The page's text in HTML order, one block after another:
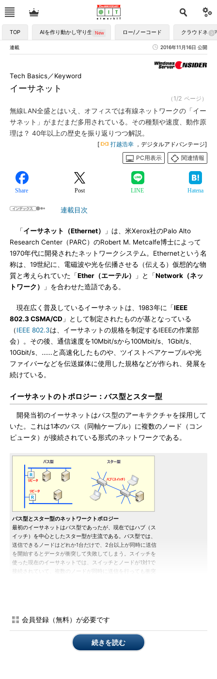
TOP AIを作り動かし守り生かす ロー/ノーコード クラウドネイ
連載 2016年11月16日 公開
イーサネット
Tech Basics／Keyword
（1/2 ページ）
無線LAN全盛とはいえ、オフィスでは有線ネットワークの「イー
サネット」がまだまだ多用されている。その種類や速度、動作原
理は？ 40年以上の歴史を振り返りつつ解説。
[ 打越浩幸 ，デジタルアドバンテージ]
PC用表示
関連情報
Share Post LINE Hatena
連載目次
「イーサネット（Ethernet）
」は、米Xerox社のPalo Alto
Research Center（PARC）のRobert M. Metcalfe博士によって
1970年代に開発されたネットワークシステム。Ethernetという名
称は、19世紀に、電磁波や光を伝播させる（伝える）仮想的な物
質と考えられていた「Ether（エーテル） 」と「Network（ネッ
トワーク）
」を合わせた造語である。
現在広く普及しているイーサネットは、1983年に「IEEE
802.3 CSMA/CD 」として制定されたものが基となっている
（IEEE 802.3は、イーサネットの規格を制定するIEEEの作業部
会）。その後、通信速度を10Mbit/sから100Mbit/s、1Gbit/s、
10Gbit/s、……と高速化したものや、ツイストペアケーブルや光
ファイバーなどを伝送媒体に使用した規格などが作られ、発展を
続けている。
イーサネットのトポロジー：バス型とスター型
開発当初のイーサネットはバス型のアーキテクチャを採用して
いた。これは1本のバス（同軸ケーブル）に複数のノード（コン
ピュータ）が接続されている形式のネットワークである。
バス型とスター型のネットワークトポロジー
最初のイーサネットはバス型であったが、現在ではハブ（ス
イッチ）を中心としたスター型が主流である。バス型では、
送信できるノードはどれか1台だけで、2台以上が同時に送信
を開始するとデータが衝突して失敗してしまう。スイッチを
使った現在のイーサネットでは、スイッチとノードが1対1で
接続されていて、複数のノードが同時に送信を行っても衝突
ーブルを5本までリピーター（中継器）
2.5kmまでのネットワークを構築することができた。ネットワー
クに接続されたコンピュータは、後述のCSMA/CDというアクセ
会員登録（無料）が必要です
続きを読む